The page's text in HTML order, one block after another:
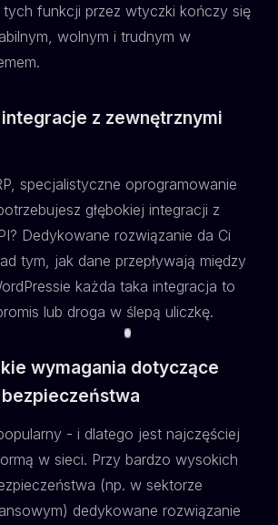
tych funkcji przez wtyczki kończy się
wolnym i trudnym w
z zewnętrznymi
specjalistyczne oprogramowanie
głębokiej integracji z
Dedykowane rozwiązanie da Ci
tym, jak dane przepływają między
każda taka integracja to
lub droga w ślepą uliczkę.
wymagania dotyczące
- i dlatego jest najczęściej
w sieci. Przy bardzo wysokich
(np. w sektorze
dedykowane rozwiązanie